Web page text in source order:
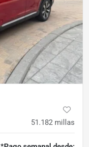
51.182 millas